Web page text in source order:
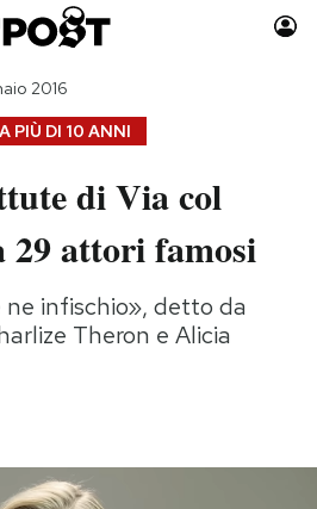
Auto
Moda
Consumismi
Storie/Idee
Ok Boomer!
PIÙ DI 10 ANNI
2016
di Via col
29 attori famosi
infischio», detto da
Theron e Alicia